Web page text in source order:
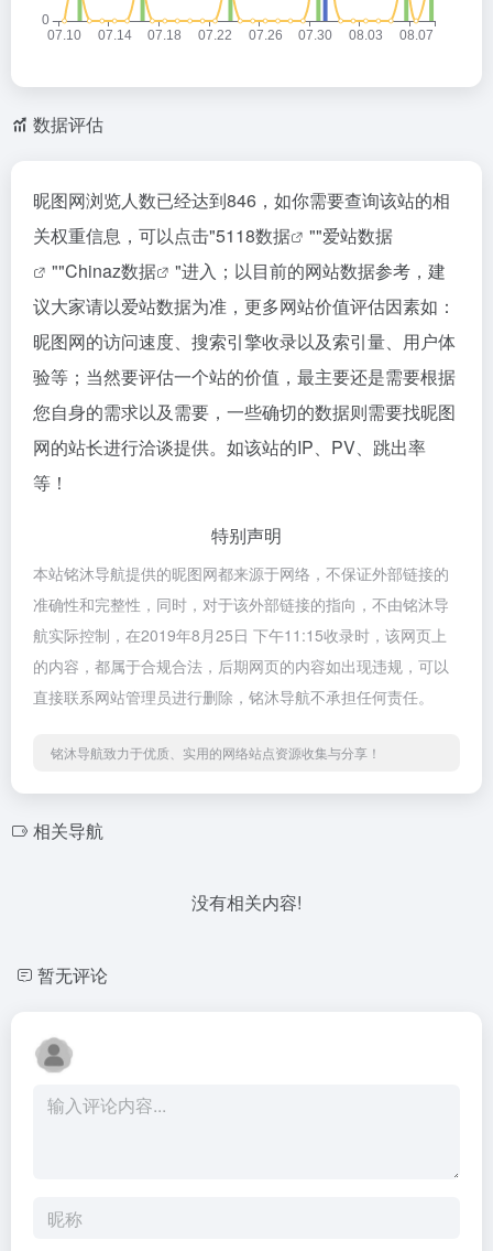
数据评估
昵图网浏览人数已经达到846，如你需要查询该站的相
关权重信息，可以点击"5118数据 ""爱站数据
""Chinaz数据
"进入；以目前的网站数据参考，建
议大家请以爱站数据为准，更多网站价值评估因素如：
昵图网的访问速度、搜索引擎收录以及索引量、用户体
验等；当然要评估一个站的价值，最主要还是需要根据
您自身的需求以及需要，一些确切的数据则需要找昵图
网的站长进行洽谈提供。如该站的IP、PV、跳出率
等！
特别声明
本站铭沐导航提供的昵图网都来源于网络，不保证外部链接的
准确性和完整性，同时，对于该外部链接的指向，不由铭沐导
航实际控制，在2019年8月25日 下午11:15收录时，该网页上
的内容，都属于合规合法，后期网页的内容如出现违规，可以
直接联系网站管理员进行删除，铭沐导航不承担任何责任。
铭沐导航致力于优质、实用的网络站点资源收集与分享！
相关导航
没有相关内容!
暂无评论